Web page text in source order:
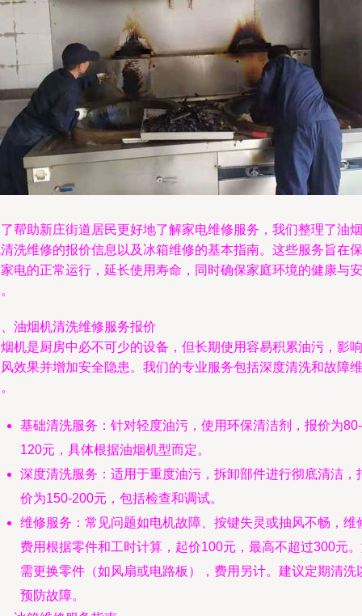
帮助新庄街道居民更好地了解家电维修服务，我们整理了油烟
洗维修的报价信息以及冰箱维修的基本指南。这些服务旨在保
电的正常运行，延长使用寿命，同时确保家庭环境的健康与安
油烟机清洗维修服务报价
机是厨房中必不可少的设备，但长期使用容易积累油污，影响
效果并增加安全隐患。我们的专业服务包括深度清洗和故障维
基础清洗服务：针对轻度油污，使用环保清洁剂，报价为80-
120元，具体根据油烟机型而定。
深度清洗服务：适用于重度油污，拆卸部件进行彻底清洁，
价为150-200元，包括检查和调试。
维修服务：常见问题如电机故障、按键失灵或抽风不畅，维
费用根据零件和工时计算，起价100元，最高不超过300元
需更换零件（如风扇或电路板），费用另计。建议定期清洗
预防故障。